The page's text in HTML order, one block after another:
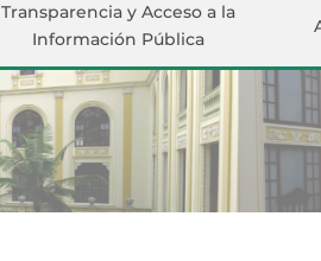
Transparencia y Acceso a la
Información Pública